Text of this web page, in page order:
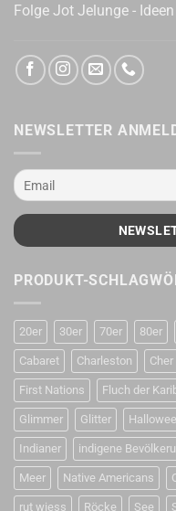
Folge Jot Jelunge -
NEWSLETTER
PRODUKT-
20er 30er 70er 80er
Cabaret Charleston Cher
First Nations Fluch der
Glimmer Glitter
Indianer indigene
Meer Native Americans
rut wiess Röcke See